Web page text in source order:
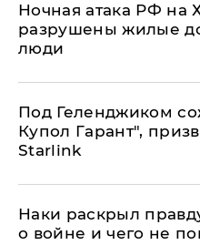
​Ночная атака РФ на
разрушены жилые
люди
Под Геленджиком
Купол Гарант",
Starlink
Наки раскрыл
о войне и чего не